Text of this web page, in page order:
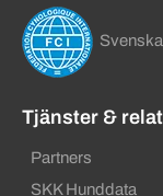
Tjänster &
Partners
SKK Hunddata